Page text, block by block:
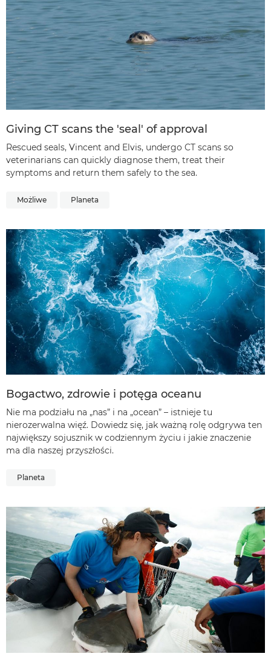
Giving CT scans the 'seal' of approval
Rescued seals, Vincent and Elvis, undergo CT scans so
veterinarians can quickly diagnose them, treat their
symptoms and return them safely to the sea.
Możliwe Planeta
Bogactwo, zdrowie i potęga oceanu
Nie ma podziału na „nas” i na „ocean” – istnieje tu
nierozerwalna więź. Dowiedz się, jak ważną rolę odgrywa ten
największy sojusznik w codziennym życiu i jakie znaczenie
ma dla naszej przyszłości.
Planeta